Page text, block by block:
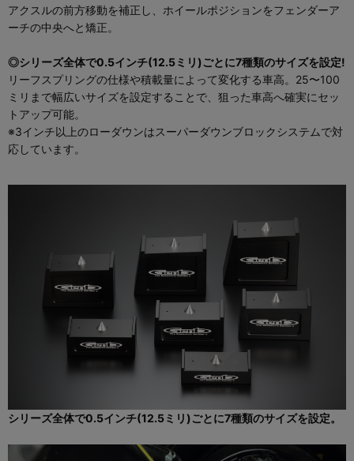
アクスルの前方移動を補正し、ホイールポジションをフェンダーア
ーチの中央へと矯正。
◎シリーズ全体で0.5インチ(12.5ミリ)ごとに7種類のサイズを設定!
リーフスプリングの仕様や積載量によって変化する車高。25〜100
ミリまで幅広いサイズを設定することで、狙った車高へ確実にセッ
トアップ可能。
※3インチ以上のローダウンはスーパーダウンブロックシステムで対
応しています。
シリーズ全体で0.5インチ(12.5ミリ)ごとに7種類のサイズを設定。